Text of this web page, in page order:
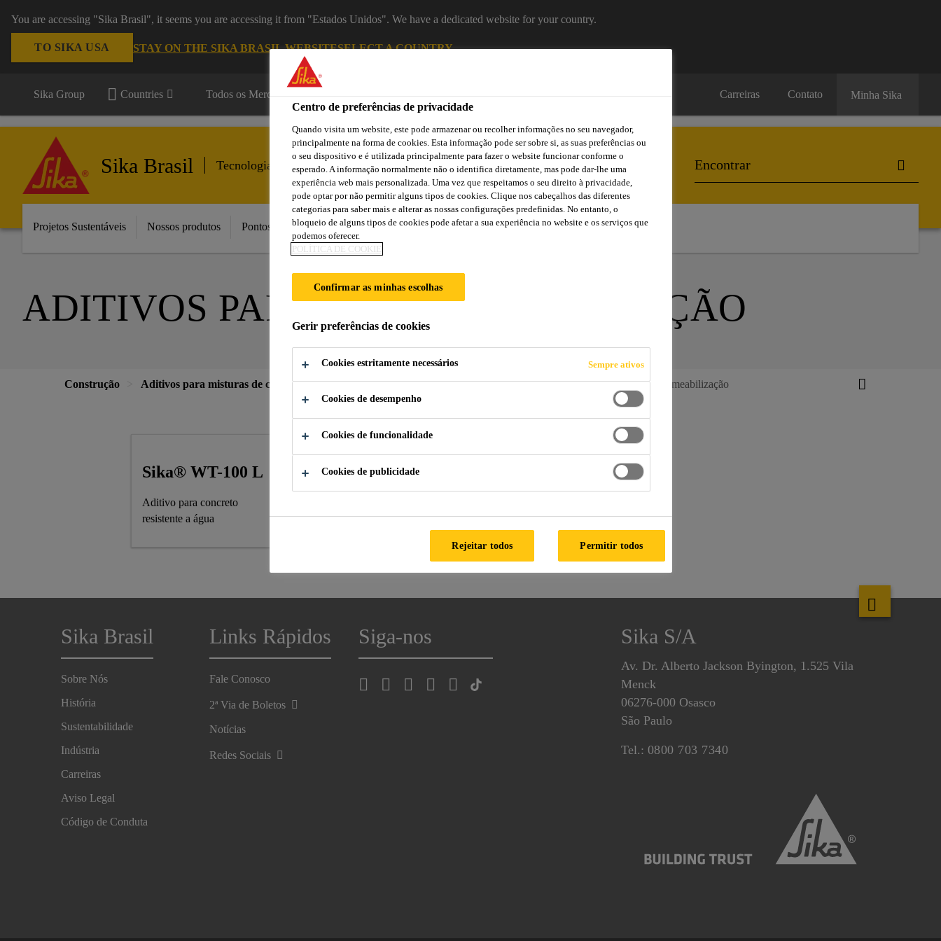
You are accessing "Sika Brasil", it seems you are accessing it from "Estados Unidos". We have a dedicated website for your country.
TO SIKA USA STAY ON THE SIKA BRASIL WEBSITESELECT A COUNTRY
Sika Group Countries Todos os Mercados Carreiras Contato Minha Sika
Sika Brasil Tecnologia do Concreto
Projetos Sustentáveis Nossos produtos Pontos de Venda Downloads Atendimento Técnico Atendimento Comercial
ADITIVOS PARA IMPERMEABILIZAÇÃO
Construção Aditivos para misturas de concreto Obras de Infra Estrutura Produtos Auxiliares Aditivos para Impermeabilização
Sika® WT-100 L
Aditivo para concreto
resistente a água
Sika® WT-200 P
concreto impermeável
Sika Brasil
Sobre Nós
História
Sustentabilidade
Indústria
Carreiras
Aviso Legal
Código de Conduta
Links Rápidos
Fale Conosco
2ª Via de Boletos
Notícias
Redes Sociais
Siga-nos Sika S/A
Av. Dr. Alberto Jackson Byington, 1.525 Vila
Menck
06276-000 Osasco
São Paulo
Tel.: 0800 703 7340
Centro de preferências de privacidade
Quando visita um website, este pode armazenar ou recolher informações no seu navegador,
principalmente na forma de cookies. Esta informação pode ser sobre si, as suas preferências ou
o seu dispositivo e é utilizada principalmente para fazer o website funcionar conforme o
esperado. A informação normalmente não o identifica diretamente, mas pode dar-lhe uma
experiência web mais personalizada. Uma vez que respeitamos o seu direito à privacidade,
pode optar por não permitir alguns tipos de cookies. Clique nos cabeçalhos das diferentes
categorias para saber mais e alterar as nossas configurações predefinidas. No entanto, o
bloqueio de alguns tipos de cookies pode afetar a sua experiência no website e os serviços que
podemos oferecer.
POLÍTICA DE COOKIE
Confirmar as minhas escolhas
Gerir preferências de cookies
Cookies estritamente necessários Sempre ativos
Cookies de desempenho
Cookies de funcionalidade
Cookies de publicidade
Rejeitar todos Permitir todos